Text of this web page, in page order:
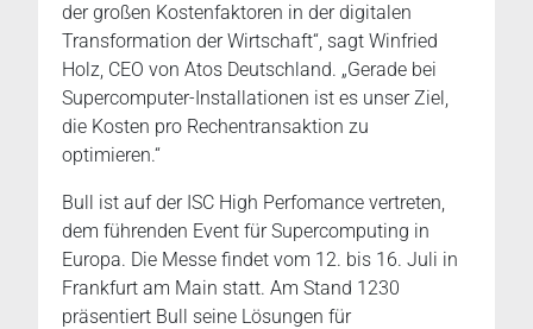
der großen Kostenfaktoren in der digitalen
Transformation der Wirtschaft“, sagt Winfried
Holz, CEO von Atos Deutschland. „Gerade bei
Supercomputer-Installationen ist es unser Ziel,
die Kosten pro Rechentransaktion zu
optimieren.“
Bull ist auf der ISC High Perfomance vertreten,
dem führenden Event für Supercomputing in
Europa. Die Messe findet vom 12. bis 16. Juli in
Frankfurt am Main statt. Am Stand 1230
präsentiert Bull seine Lösungen für